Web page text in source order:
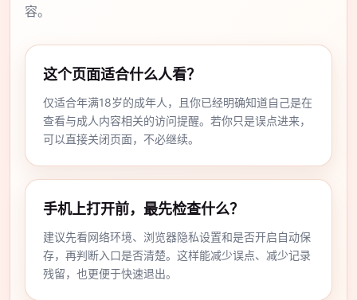
容。
这个页面适合什么人看？
仅适合年满18岁的成年人，且你已经明确知道自己是在
查看与成人内容相关的访问提醒。若你只是误点进来，
可以直接关闭页面，不必继续。
手机上打开前，最先检查什么？
建议先看网络环境、浏览器隐私设置和是否开启自动保
存，再判断入口是否清楚。这样能减少误点、减少记录
残留，也更便于快速退出。